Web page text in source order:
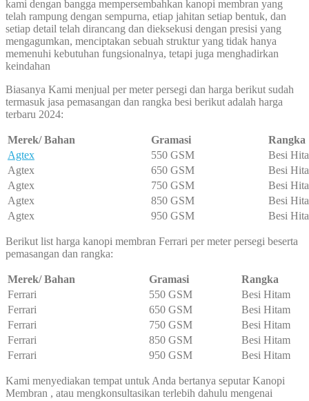
kami dengan bangga mempersembahkan kanopi membran yang
telah rampung dengan sempurna, etiap jahitan setiap bentuk, dan
setiap detail telah dirancang dan dieksekusi dengan presisi yang
mengagumkan, menciptakan sebuah struktur yang tidak hanya
memenuhi kebutuhan fungsionalnya, tetapi juga menghadirkan
keindahan
Biasanya Kami menjual per meter persegi dan harga berikut sudah
termasuk jasa pemasangan dan rangka besi berikut adalah harga
terbaru 2024:
Merek/ Bahan Gramasi
Rangka
Agtex
550 GSM
Besi
Agtex
650 GSM
Besi
Agtex
750 GSM
Besi
Agtex
850 GSM
Besi
Agtex
950 GSM Besi
Berikut list harga kanopi membran Ferrari per meter persegi beserta
pemasangan dan rangka:
Merek/ Bahan Gramasi
Rangka
Ferrari
550 GSM
Besi Hitam
Ferrari
650 GSM
Besi Hitam
Ferrari
750 GSM
Besi Hitam
Ferrari
850 GSM
Besi Hitam
Ferrari
950 GSM Besi Hitam
Kami menyediakan tempat untuk Anda bertanya seputar Kanopi
Membran , atau mengkonsultasikan terlebih dahulu mengenai